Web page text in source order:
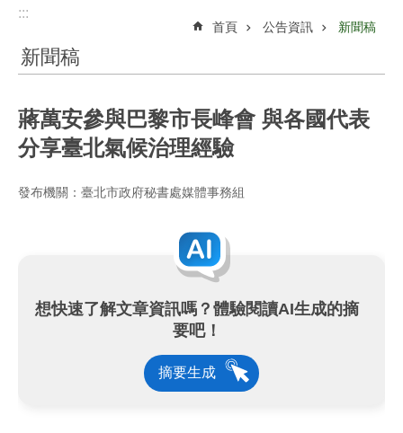
:::
首頁 公告資訊 新聞稿
新聞稿
蔣萬安參與巴黎市長峰會 與各國代表
分享臺北氣候治理經驗
發布機關：臺北市政府秘書處媒體事務組
想快速了解文章資訊嗎？體驗閱讀AI生成的摘
要吧！
摘要生成